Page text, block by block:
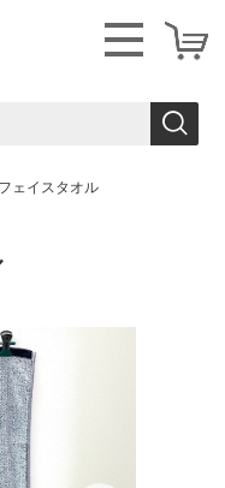
ェイスタオル